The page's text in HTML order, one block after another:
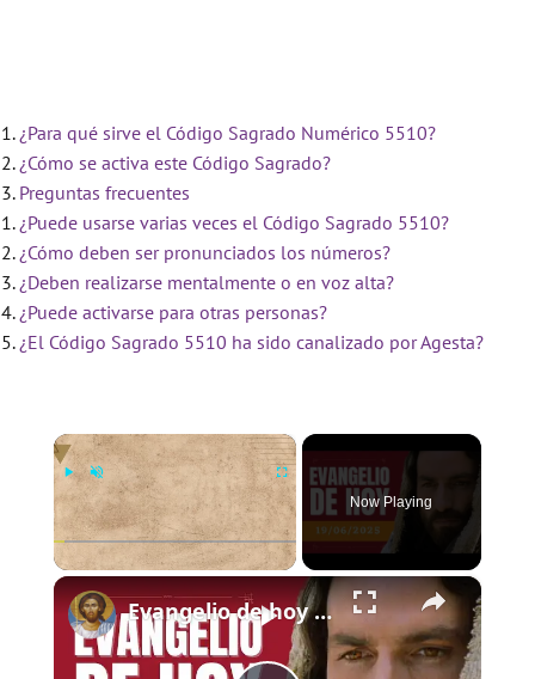
¿Para qué sirve el Código Sagrado Numérico 5510?
¿Cómo se activa este Código Sagrado?
Preguntas frecuentes
¿Puede usarse varias veces el Código Sagrado 5510?
¿Cómo deben ser pronunciados los números?
¿Deben realizarse mentalmente o en voz alta?
¿Puede activarse para otras personas?
¿El Código Sagrado 5510 ha sido canalizado por Agesta?
×
Fullscreen
Now Playing
×
Evangelio de hoy - Jueves 19 de junio de 2025 - Lucas 9:11b-17 - Biblia Católica